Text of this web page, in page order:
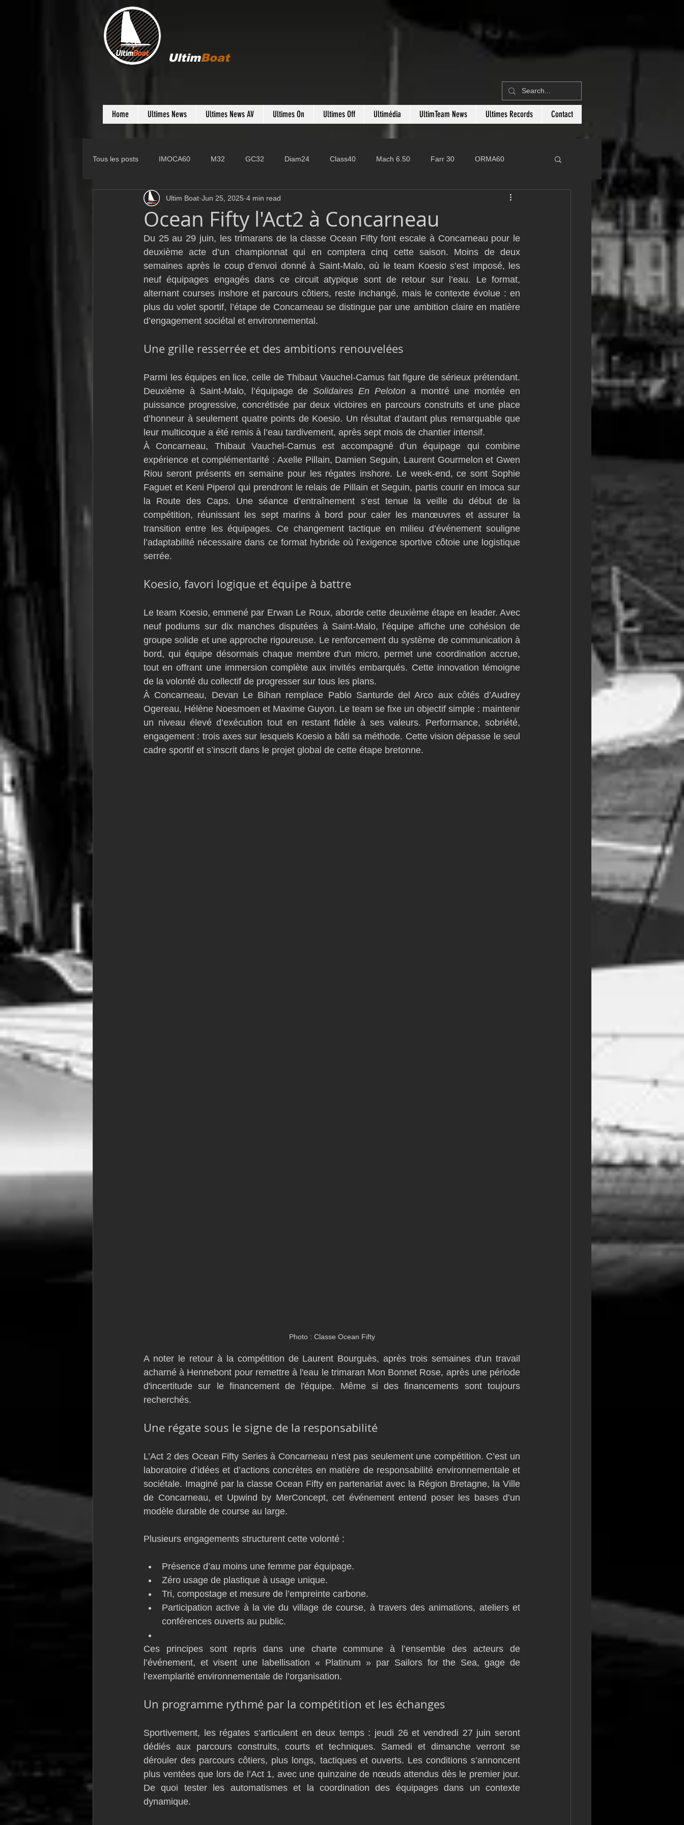
UltimBoat
Home Ultimes News Ultimes News AV Ultimes On Ultimes Off Ultimédia UltimTeam News Ultimes Records Contact
Tous les posts IMOCA60 M32 GC32 Diam24 Class40 Mach 6.50 Farr 30 ORMA60
D35 Farr 280 Fast 40
Class Rhum JMD54 Botin 52 Classe 50 Figaro 3 Flying Phantom L&#39;Hydroptère
TF35 Business AC75 Open 7.50
Ocean Fifty l'Act2 à Concarneau
Ultim Boat Jun 25, 2025 4 min read
Du 25 au 29 juin, les trimarans de la classe Ocean Fifty font escale à Concarneau pour le
deuxième acte d’un championnat qui en comptera cinq cette saison. Moins de deux
semaines après le coup d’envoi donné à Saint-Malo, où le team Koesio s’est imposé, les
neuf équipages engagés dans ce circuit atypique sont de retour sur l’eau. Le format,
alternant courses inshore et parcours côtiers, reste inchangé, mais le contexte évolue : en
plus du volet sportif, l’étape de Concarneau se distingue par une ambition claire en matière
d’engagement sociétal et environnemental.
Une grille resserrée et des ambitions renouvelées
Parmi les équipes en lice, celle de Thibaut Vauchel-Camus fait figure de sérieux prétendant.
Deuxième à Saint-Malo, l’équipage de Solidaires En Peloton a montré une montée en
puissance progressive, concrétisée par deux victoires en parcours construits et une place
d’honneur à seulement quatre points de Koesio. Un résultat d’autant plus remarquable que
leur multicoque a été remis à l’eau tardivement, après sept mois de chantier intensif.
À Concarneau, Thibaut Vauchel-Camus est accompagné d’un équipage qui combine
expérience et complémentarité : Axelle Pillain, Damien Seguin, Laurent Gourmelon et Gwen
Riou seront présents en semaine pour les régates inshore. Le week-end, ce sont Sophie
Faguet et Keni Piperol qui prendront le relais de Pillain et Seguin, partis courir en Imoca sur
la Route des Caps. Une séance d’entraînement s’est tenue la veille du début de la
compétition, réunissant les sept marins à bord pour caler les manœuvres et assurer la
transition entre les équipages. Ce changement tactique en milieu d’événement souligne
l’adaptabilité nécessaire dans ce format hybride où l’exigence sportive côtoie une logistique
serrée.
Koesio, favori logique et équipe à battre
Le team Koesio, emmené par Erwan Le Roux, aborde cette deuxième étape en leader. Avec
neuf podiums sur dix manches disputées à Saint-Malo, l’équipe affiche une cohésion de
groupe solide et une approche rigoureuse. Le renforcement du système de communication à
bord, qui équipe désormais chaque membre d’un micro, permet une coordination accrue,
tout en offrant une immersion complète aux invités embarqués. Cette innovation témoigne
de la volonté du collectif de progresser sur tous les plans.
À Concarneau, Devan Le Bihan remplace Pablo Santurde del Arco aux côtés d’Audrey
Ogereau, Hélène Noesmoen et Maxime Guyon. Le team se fixe un objectif simple : maintenir
un niveau élevé d’exécution tout en restant fidèle à ses valeurs. Performance, sobriété,
engagement : trois axes sur lesquels Koesio a bâti sa méthode. Cette vision dépasse le seul
cadre sportif et s’inscrit dans le projet global de cette étape bretonne.
Photo : Classe Ocean Fifty
A noter le retour à la compétition de Laurent Bourguès, après trois semaines d'un travail
acharné à Hennebont pour remettre à l'eau le trimaran Mon Bonnet Rose, après une période
d'incertitude sur le financement de l'équipe. Même si des financements sont toujours
recherchés.
Une régate sous le signe de la responsabilité
L’Act 2 des Ocean Fifty Series à Concarneau n’est pas seulement une compétition. C’est un
laboratoire d’idées et d’actions concrètes en matière de responsabilité environnementale et
sociétale. Imaginé par la classe Ocean Fifty en partenariat avec la Région Bretagne, la Ville
de Concarneau, et Upwind by MerConcept, cet événement entend poser les bases d’un
modèle durable de course au large.
Plusieurs engagements structurent cette volonté :
Présence d’au moins une femme par équipage.
Zéro usage de plastique à usage unique.
Tri, compostage et mesure de l’empreinte carbone.
Participation active à la vie du village de course, à travers des animations, ateliers et
conférences ouverts au public.
Ces principes sont repris dans une charte commune à l’ensemble des acteurs de
l’événement, et visent une labellisation « Platinum » par Sailors for the Sea, gage de
l’exemplarité environnementale de l’organisation.
Un programme rythmé par la compétition et les échanges
Sportivement, les régates s’articulent en deux temps : jeudi 26 et vendredi 27 juin seront
dédiés aux parcours construits, courts et techniques. Samedi et dimanche verront se
dérouler des parcours côtiers, plus longs, tactiques et ouverts. Les conditions s’annoncent
plus ventées que lors de l’Act 1, avec une quinzaine de nœuds attendus dès le premier jour.
De quoi tester les automatismes et la coordination des équipages dans un contexte
dynamique.